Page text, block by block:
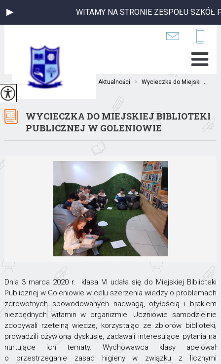
WITAMY NA STRONIE ZESPOŁU SZKÓŁ
Jesteś tutaj: Aktualności > Wycieczka do Miejski ...
WYCIECZKA DO MIEJSKIEJ BIBLIOTEKI
PUBLICZNEJ W GOLENIOWIE
Dnia 3 marca 2020 r. klasa VI udała się do Miejskiej Biblioteki
Publicznej w Goleniowie w celu szerzenia wiedzy o problemach
zdrowotnych spowodowanych nadwagą, otyłością i brakiem
niezbędnych witamin w organizmie. Uczniowie samodzielnie
zdobywali rzetelną wiedzę, korzystając ze zbiorów biblioteki,
prowadzili ożywioną dyskusję, zadawali interesujące pytania na
nurtujące ich tematy. Wychowawca klasy apelował
o przestrzeganie zasad higieny w związku z licznymi